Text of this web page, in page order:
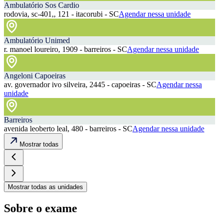
Ambulatório Sos Cardio
rodovia, sc-401,, 121 - itacorubi - SCAgendar nessa unidade
Ambulatório Unimed
r. manoel loureiro, 1909 - barreiros - SCAgendar nessa unidade
Angeloni Capoeiras
av. governador ivo silveira, 2445 - capoeiras - SCAgendar nessa
unidade
Barreiros
avenida leoberto leal, 480 - barreiros - SCAgendar nessa unidade
Mostrar todas
Mostrar todas as unidades
Sobre o exame